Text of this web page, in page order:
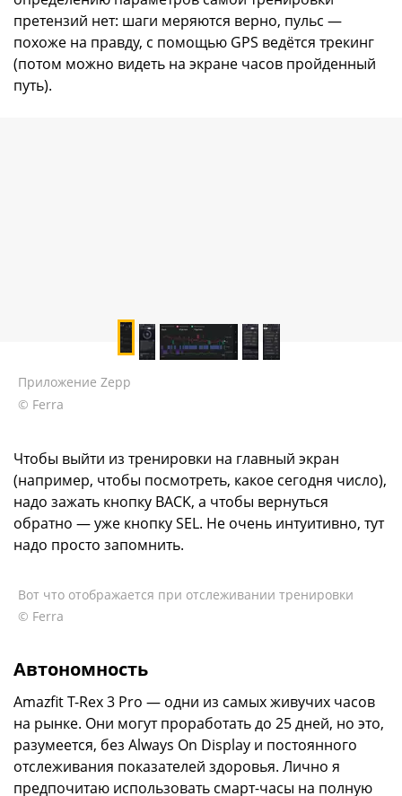
претензий нет: шаги меряются верно, пульс —
похоже на правду, с помощью GPS ведётся трекинг
(потом можно видеть на экране часов пройденный
путь).
Приложение Zepp
© Ferra
Чтобы выйти из тренировки на главный экран
(например, чтобы посмотреть, какое сегодня число),
надо зажать кнопку BACK, а чтобы вернуться
обратно — уже кнопку SEL. Не очень интуитивно, тут
надо просто запомнить.
Вот что отображается при отслеживании тренировки
© Ferra
Автономность
Amazfit T-Rex 3 Pro — одни из самых живучих часов
на рынке. Они могут проработать до 25 дней, но это,
разумеется, без Always On Display и постоянного
отслеживания показателей здоровья. Лично я
предпочитаю использовать смарт-часы на полную